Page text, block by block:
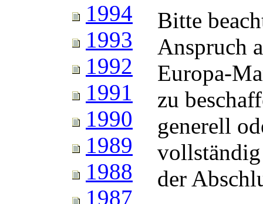
1994
1993
1992
1991
1990
1989
1988
1987
Bitte
Anspruch
Europa-
zu
generell
der